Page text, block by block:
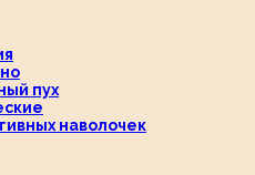
пух
наволочек